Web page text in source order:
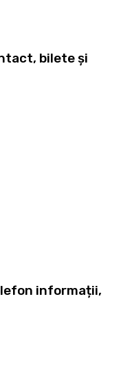
bilete și
informații,